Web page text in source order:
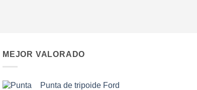
MEJOR VALORADO
Punta de tripoide Ford